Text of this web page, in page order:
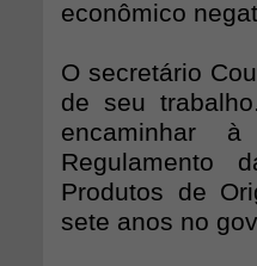
econômico
O secretário
de seu
encaminhar
Regulamento
Produtos de
sete anos no